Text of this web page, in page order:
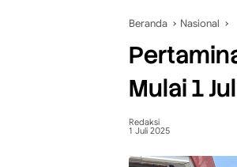
Beranda Nasional
Mulai 1
Redaksi
1 Juli 2025